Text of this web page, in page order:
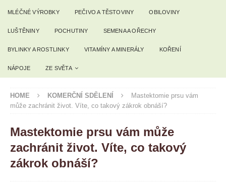
MLÉČNÉ VÝROBKY PEČIVO A TĚSTOVINY OBILOVINY
LUŠTĚNINY POCHUTINY SEMENA A OŘECHY
BYLINKY A ROSTLINKY VITAMÍNY A MINERÁLY KOŘENÍ
NÁPOJE ZE SVĚTA
HOME KOMERČNÍ SDĚLENÍ
Mastektomie prsu vám
může zachránit život. Víte, co takový zákrok obnáší?
Mastektomie prsu vám může
zachránit život. Víte, co takový
zákrok obnáší?